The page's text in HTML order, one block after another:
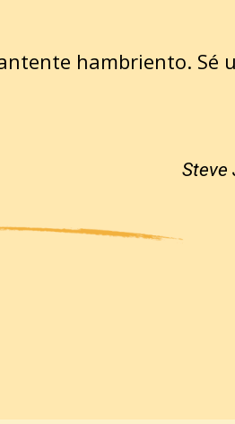
hambriento. Sé
Steve